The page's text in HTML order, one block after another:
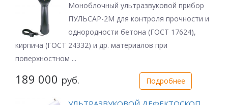
Моноблочный ультразвуковой прибор
ПУЛЬСАР-2М для контроля прочности и
однородности бетона (ГОСТ 17624),
кирпича (ГОСТ 24332) и др. материалов при
поверхностном ...
189 000 руб. Подробнее